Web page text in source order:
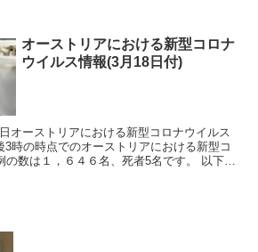
オーストリアにおける新型コロナ
ウイルス情報(3月18日付)
オーストリアにおける新型コロナウイルス
3時の時点でのオーストリアにおける新型コ
の数は１，６４６名、死者5名です。 以下